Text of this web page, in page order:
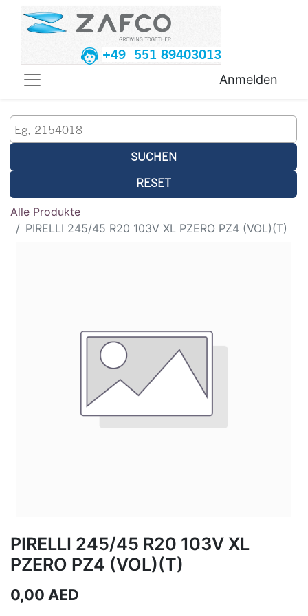
+49 551 89403013
Anmelden
SUCHEN
RESET
Alle Produkte
PIRELLI 245/45 R20 103V XL PZERO PZ4 (VOL)(T)
PIRELLI 245/45 R20 103V XL
PZERO PZ4 (VOL)(T)
0,00 AED